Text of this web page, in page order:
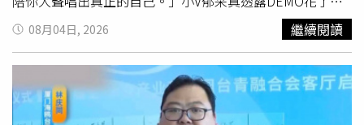
張）限定好禮。
天創作，構思〈聰明鎮〉歌曲編排與劇情緊緊結合，試著走
進主角的內心，將升學壓力、社會期待，以及人性的慾望逐
漸失控的過程，寫成一場無法醒來的惡夢，她表示：「或許
《聰明鎮》真正想問的，不是誰最聰明，而是當所有人都渴
望變得更優秀時，我們是否還能守住最初的自己。」團員各
自分享錄音〈聰明鎮〉時所想像的畫面，琳誼形容：「我自
08月04日, 2026 繼續閱讀